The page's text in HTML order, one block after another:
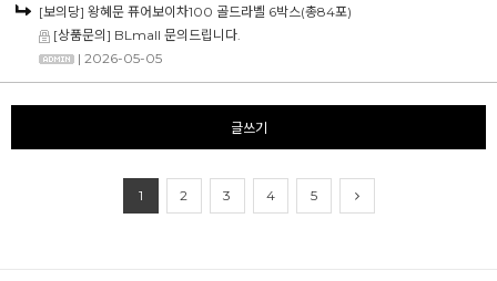
[보의당] 왕혜문 퓨어보이차100 골드라벨 6박스(총84포)
[상품문의] BLmall 문의드립니다.
| 2026-05-05
글쓰기
1 2 3 4 5